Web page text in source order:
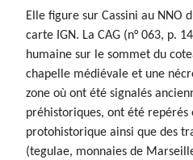
Elle figure sur Cassini au NNO
carte IGN. La CAG (n° 063, p.
humaine sur le sommet du
chapelle médiévale et une
zone où ont été signalés
préhistoriques, ont été repérés
protohistorique ainsi que des
(tegulae, monnaies de